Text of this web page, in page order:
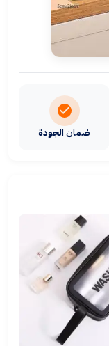
ضمان الجودة